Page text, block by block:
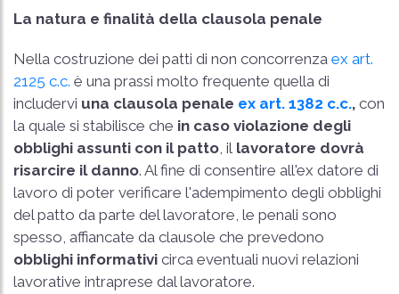
La natura e finalità della clausola penale
Nella costruzione dei patti di non concorrenza ex art.
2125 c.c. è una prassi molto frequente quella di
includervi una clausola penale ex art. 1382 c.c., con
la quale si stabilisce che in caso violazione degli
obblighi assunti con il patto , il lavoratore dovrà
risarcire il danno. Al fine di consentire all'ex datore di
lavoro di poter verificare l'adempimento degli obblighi
del patto da parte del lavoratore, le penali sono
spesso, affiancate da clausole che prevedono
obblighi informativi circa eventuali nuovi relazioni
lavorative intraprese dal lavoratore.